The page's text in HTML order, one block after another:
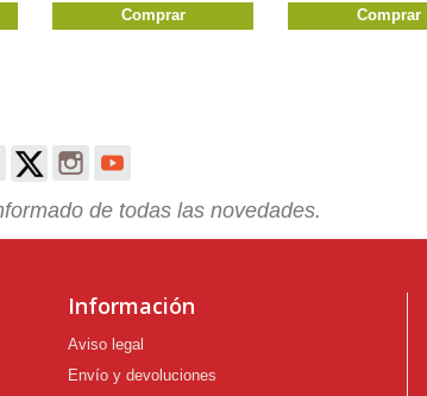
Comprar Comprar
de todas las novedades.
Información
Aviso legal
Envío y devoluciones